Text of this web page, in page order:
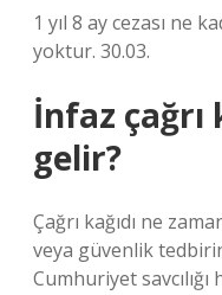
1 yıl 8 ay cezası ne
yoktur. 30.03.
İnfaz çağrı
gelir?
Çağrı kağıdı ne
veya güvenlik
Cumhuriyet